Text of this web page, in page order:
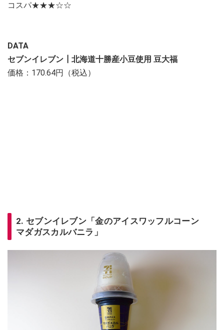
コスパ★★★☆☆
DATA
セブンイレブン┃北海道十勝産小豆使用 豆大福
価格：170.64円（税込）
2. セブンイレブン「金のアイスワッフルコーン
マダガスカルバニラ」